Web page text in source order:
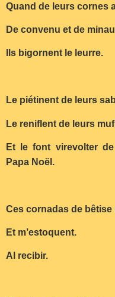
Quand de leurs cornes
De convenu et de
Ils bigornent le leurre.
Le piétinent de leurs
Le reniflent de leurs
Et le font virevolter
Papa Noël.
Ces cornadas de bêtise
Et m’estoquent.
Al recibir.